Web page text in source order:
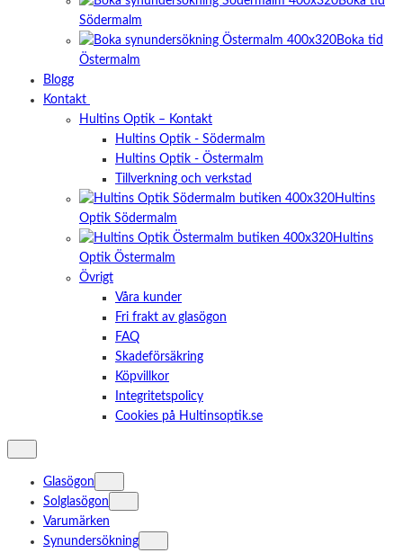
Södermalm
Boka tid
Östermalm
Blogg
Kontakt
Hultins Optik – Kontakt
Hultins Optik - Södermalm
Hultins Optik - Östermalm
Tillverkning och verkstad
Hultins
Optik Södermalm
Hultins
Optik Östermalm
Övrigt
Våra kunder
Fri frakt av glasögon
FAQ
Skadeförsäkring
Köpvillkor
Integritetspolicy
Cookies på Hultinsoptik.se
Glasögon
Solglasögon
Varumärken
Synundersökning